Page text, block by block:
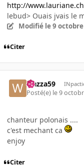
http://www.lauriane.ch
lebud> Ouais jvais le
Modifié le 9
Citer
wazza59
Posté(e) le 9
chanteur polonais ....
c'est mechant ca
enjoy
Citer